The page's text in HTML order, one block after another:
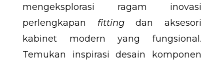
mengeksplorasi ragam inovasi
perlengkapan fittingdan aksesori
kabinet modern yang fungsional.
Temukan inspirasi desain komponen